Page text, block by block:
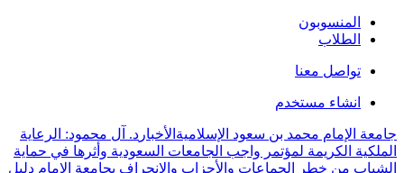
المنسوبون
الطلاب
تواصل معنا
انشاء مستخدم
جامعة الإمام محمد بن سعود الإسلامية الأخبار د. آل محمود: الرعاية
الملكية الكريمة لمؤتمر واجب الجامعات السعودية وأثرها في حماية
الشباب من خطر الجماعات والأحزاب والانحراف بجامعة الإمام دليل